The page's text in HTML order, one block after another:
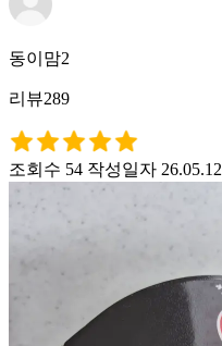
동이맘2
리뷰289
조회수 54 작성일자 26.05.12